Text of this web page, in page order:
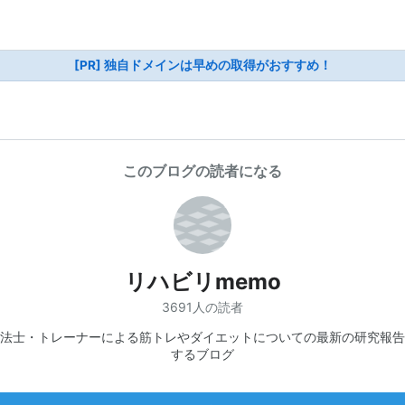
[PR] 独自ドメインは早めの取得がおすすめ！
このブログの読者になる
リハビリmemo
3691人の読者
士・トレーナーによる筋トレやダイエットについての最新の研究報
するブログ